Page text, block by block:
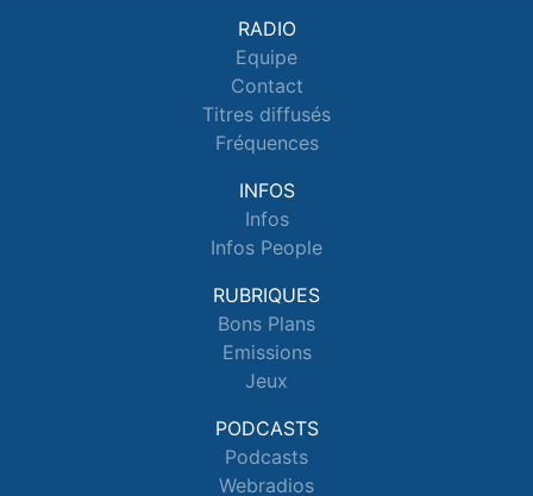
RADIO
Equipe
Contact
Titres diffusés
Fréquences
INFOS
Infos
Infos People
RUBRIQUES
Bons Plans
Emissions
Jeux
PODCASTS
Podcasts
Webradios